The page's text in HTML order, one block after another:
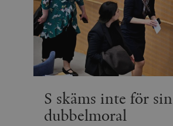
S skäms inte för sin
dubbelmoral